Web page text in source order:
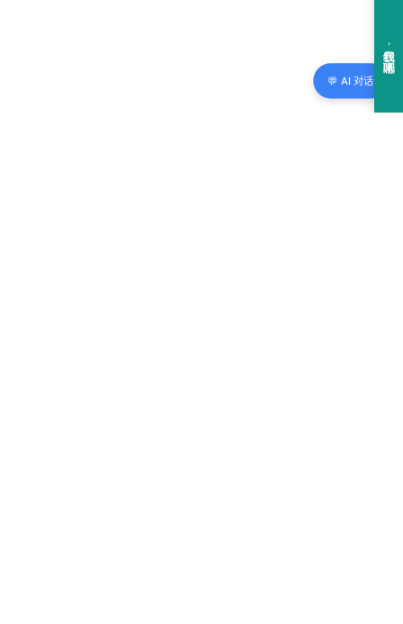
💬 AI 对话